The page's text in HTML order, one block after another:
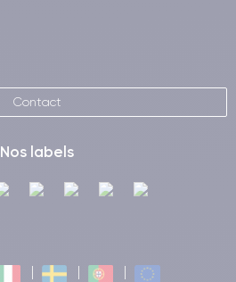
Contact
Nos labels